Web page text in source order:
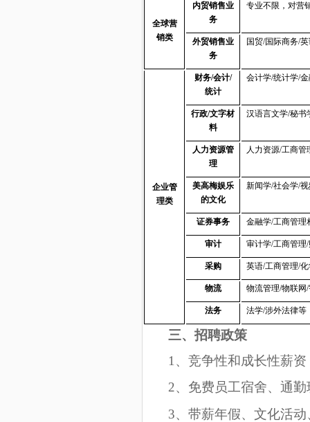
全球营
销类
内贸销售业
务
专业不限，对营
外贸销售业
务
国贸/国际商务/
企业管
理类
财务/会计/
统计
会计学/统计学/
行政/文字材
料
汉语言文学/秘书
人力资源管
理
人力资源/工商
美高梅娱乐
的文化
新闻学/社会学/
证券事务 金融学/工商管理
审计 审计学/工商管理
采购 英语/工商管理/
物流 物流管理/物联网
法务 法学/涉外法律等
三、招聘政策
1 、竞争性和成长性薪
2、免费员工宿舍、通
3、带薪年假、文化活